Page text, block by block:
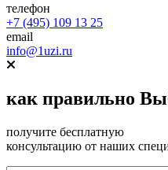
телефон
+7 (495) 109 13 25
email
info@1uzi.ru
как правильно
получите бесплатную
консультацию от наших